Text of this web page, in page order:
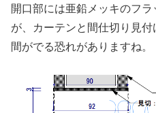
開口部には亜鉛メッキのフ
が、カーテンと間仕切り見
間がでる恐れがありますね。